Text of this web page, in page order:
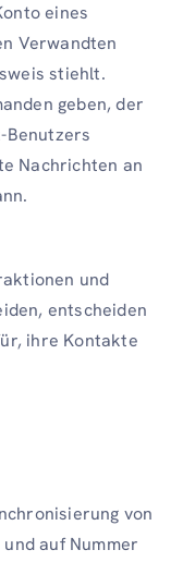
eines
Verwandten
stiehlt.
geben, der
Benutzers
Nachrichten an
und
entscheiden
ihre Kontakte
von
auf Nummer